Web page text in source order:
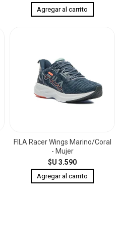
FILA Racer Wings Marino/Coral
- Mujer
$U 3.590